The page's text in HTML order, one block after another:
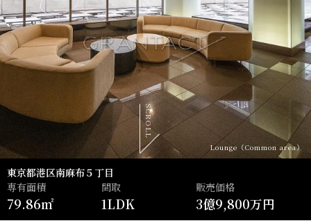
Lounge（Common area）
SCROLL
東京都港区南麻布５丁目
専有面積
79.86㎡
間取
1LDK
販売価格
3億9,800万円